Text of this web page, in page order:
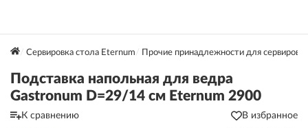
Сервировка стола Eternum Прочие принадлежности для
Подставка напольная для ведра
Gastronum D=29/14 см Eternum 2900
К сравнению
В избранное